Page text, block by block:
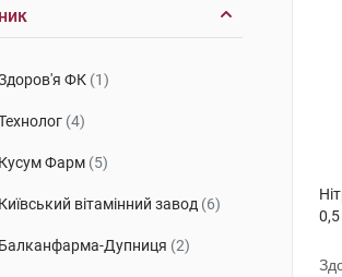
ФК (1)
(4)
Кусум Фарм (5)
Київський вітамінний завод (6)
Балканфарма-Дупниця (2)